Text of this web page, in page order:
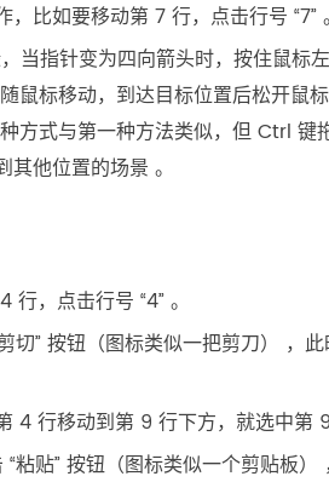
比如要移动第 7 行，点击行号 “7” 。
当指针变为四向箭头时，按住鼠标
鼠标移动，到达目标位置后松开鼠
方式与第一种方法类似，但 Ctrl 键
他位置的场景 。
，点击行号 “4” 。
切” 按钮（图标类似一把剪刀） ，
4 行移动到第 9 行下方，就选中第 9
粘贴” 按钮（图标类似一个剪贴板